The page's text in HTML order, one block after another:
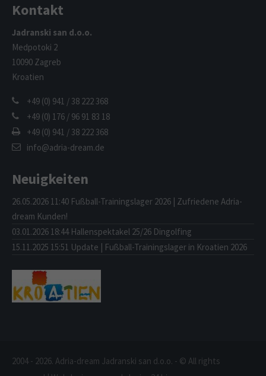
Kontakt
Jadranski san d.o.o.
Medpotoki 2
10090 Zagreb
Kroatien
+49 (0) 941 / 38 222 368
+49 (0) 176 / 96 91 83 18
+49 (0) 941 / 38 222 368
info@adria-dream.de
Neuigkeiten
26.05.2026 11:40 Fußball-Trainingslager 2026 | Zufriedene Adria-
dream Kunden!
03.01.2026 18:44 Hallenspektakel 25/26 Dingolfing
15.11.2025 15:51 Update | Fußball-Trainingslager in Kroatien 2026
2004 - 2026. Adria-dream Jadranski san d.o.o. - © All rights